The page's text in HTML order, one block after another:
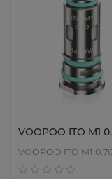
VOOPOO ITO M1
VOOPOO ITO M1